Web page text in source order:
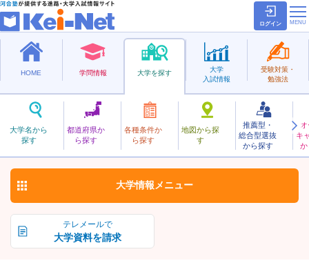
ログイン
HOME 学問情報 大学を探す
大学名から
探す
都道府県か
ら探す
各種条件か
ら探す
地図から探
す
推薦型・
総合型選抜
から探す
キ
か
大学
入試情報
受験対策・
勉強法
私立
せんぞくがくえんおんがく
洗足学園音楽大学 お気に入り
テレメールで
大学資料を請求
大学情報 メニュー